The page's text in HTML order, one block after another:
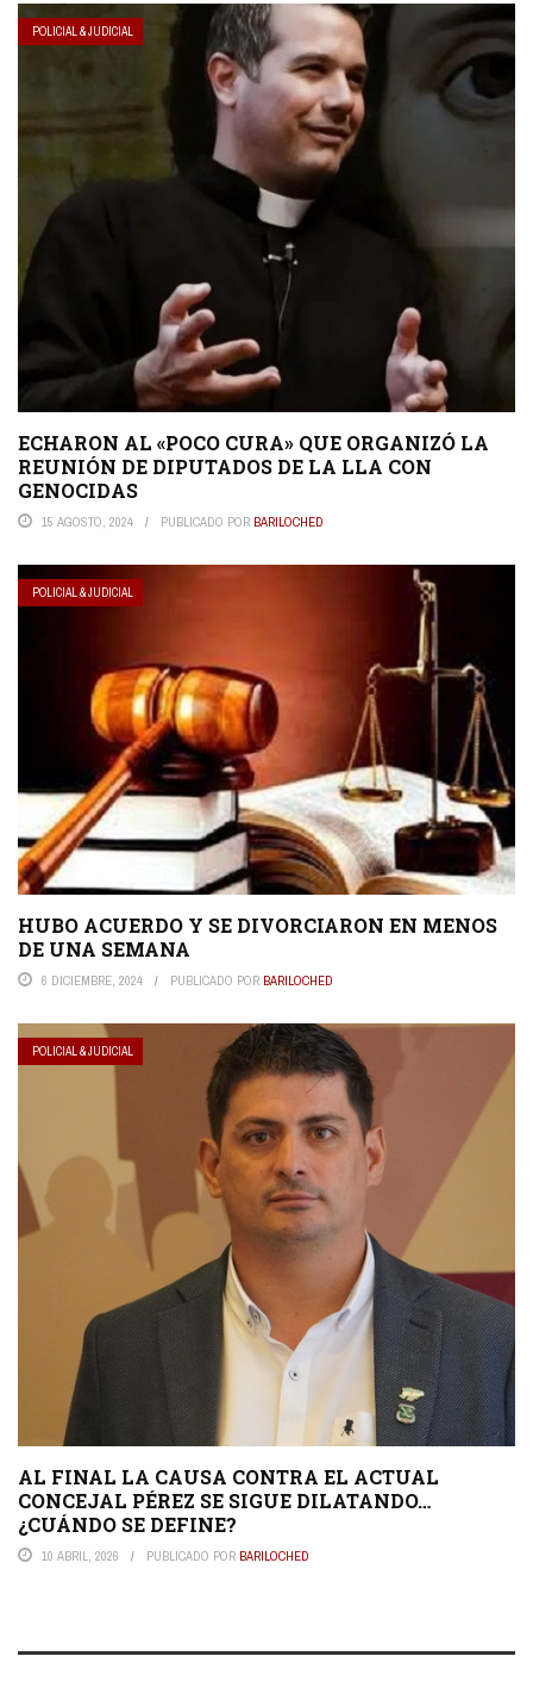
POLICIAL & JUDICIAL
ECHARON AL «POCO CURA» QUE ORGANIZÓ LA
REUNIÓN DE DIPUTADOS DE LA LLA CON
GENOCIDAS
15 AGOSTO, 2024 PUBLICADO POR BARILOCHED
POLICIAL & JUDICIAL
HUBO ACUERDO Y SE DIVORCIARON EN MENOS
DE UNA SEMANA
6 DICIEMBRE, 2024 PUBLICADO POR BARILOCHED
POLICIAL & JUDICIAL
AL FINAL LA CAUSA CONTRA EL ACTUAL
CONCEJAL PÉREZ SE SIGUE DILATANDO…
¿CUÁNDO SE DEFINE?
10 ABRIL, 2026 PUBLICADO POR BARILOCHED